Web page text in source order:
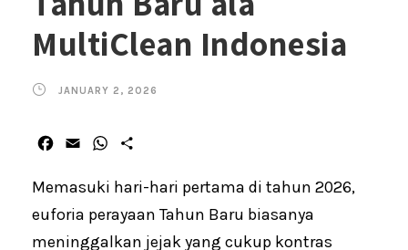
MultiClean Indonesia
JANUARY 2, 2026
c
b
o
a
l
W
a
s
A
a
e
Memasuki hari-hari pertama di tahun 2026,
euforia perayaan Tahun Baru biasanya
meninggalkan jejak yang cukup kontras